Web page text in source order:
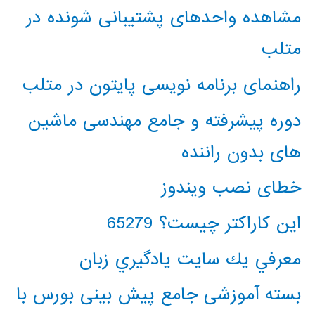
مشاهده واحدهای پشتیبانی شونده در
متلب
راهنمای برنامه نویسی پایتون در متلب
دوره پیشرفته و جامع مهندسی ماشین
های بدون راننده
خطای نصب ویندوز
این کاراکتر چیست؟ 65279
معرفي يك سايت يادگيري زبان
بسته آموزشی جامع پیش بینی بورس با